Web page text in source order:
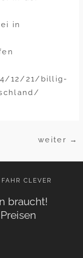
in
12/21/billig-
weiter →
CLEVER
braucht!